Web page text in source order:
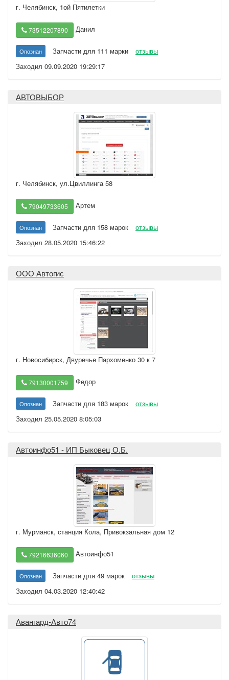
г. Челябинск, 1ой Пятилетки
73512207890 Данил
Опознан Запчасти для 111 марки
отзывы
Заходил 09.09.2020 19:29:17
АВТОВЫБОР
г. Челябинск, ул.Цвиллинга 58
79049733605 Артем
Опознан Запчасти для 158 марок
отзывы
Заходил 28.05.2020 15:46:22
ООО Автогис
г. Новосибирск, Двуречье Пархоменко 30 к 7
79130001759 Федор
Опознан Запчасти для 183 марок
отзывы
Заходил 25.05.2020 8:05:03
Автоинфо51 - ИП Быковец О.Б.
г. Мурманск, станция Кола, Привокзальная дом 12
79216636060 Автоинфо51
Опознан Запчасти для 49 марок
отзывы
Заходил 04.03.2020 12:40:42
Авангард-Авто74